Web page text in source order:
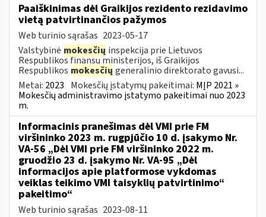
Paaiškinimas dėl Graikijos rezidento rezidavimo
vietą patvirtinančios pažymos
Web turinio sąrašas 2023-05-17
Valstybinė mokesčių inspekcija prie Lietuvos
Respublikos finansų ministerijos, iš Graikijos
Respublikos mokesčių generalinio direktorato gavusi...
Metai: 2023 Mokesčių įstatymų pakeitimai: MĮP 2021 »
Mokesčių administravimo įstatymo pakeitimai nuo 2023
m.
Informacinis pranešimas dėl VMI prie FM
viršininko 2023 m. rugpjūčio 10 d. įsakymo Nr.
VA-56 „Dėl VMI prie FM viršininko 2022 m.
gruodžio 23 d. įsakymo Nr. VA-95 „Dėl
informacijos apie platformose vykdomas
veiklas teikimo VMI taisyklių patvirtinimo“
pakeitimo“
Web turinio sąrašas 2023-08-11